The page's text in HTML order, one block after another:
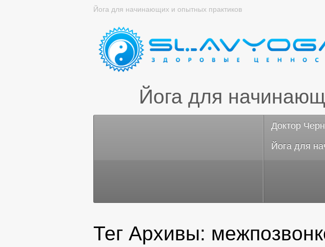
Йога для начинающих и опытных практиков
Йога для
Доктор
Йога для
Тег Архивы: